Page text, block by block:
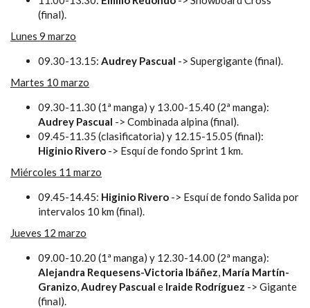
(final).
Lunes 9 marzo
09.30-13.15: Audrey Pascual -> Supergigante (final).
Martes 10 marzo
09.30-11.30 (1ª manga) y 13.00-15.40 (2ª manga):
Audrey Pascual -> Combinada alpina (final).
09.45-11.35 (clasificatoria) y 12.15-15.05 (final):
Higinio Rivero -> Esquí de fondo Sprint 1 km.
Miércoles 11 marzo
09.45-14.45: Higinio Rivero -> Esquí de fondo Salida por
intervalos 10 km (final).
Jueves 12 marzo
09.00-10.20 (1ª manga) y 12.30-14.00 (2ª manga):
Alejandra Requesens-Victoria Ibáñez, María Martín-
Granizo,Audrey Pascual e Iraide Rodríguez -> Gigante
(final).